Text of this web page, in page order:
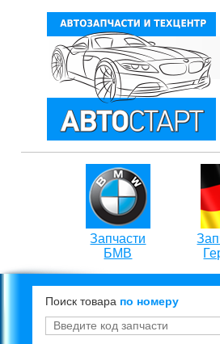
Запчасти
БМВ
Поиск товара по номеру